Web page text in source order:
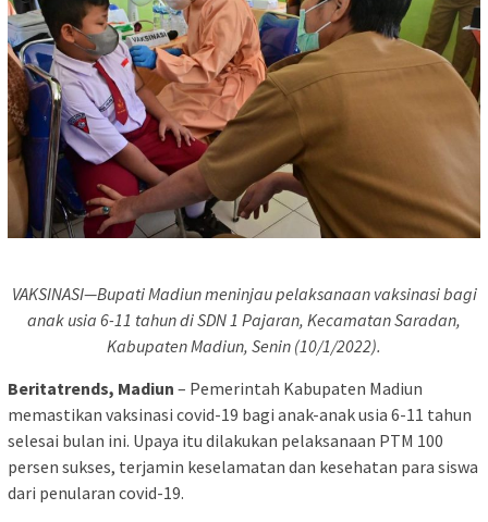
VAKSINASI—Bupati Madiun meninjau pelaksanaan vaksinasi bagi
anak usia 6-11 tahun di SDN 1 Pajaran, Kecamatan Saradan,
Kabupaten Madiun, Senin (10/1/2022).
Beritatrends, Madiun – Pemerintah Kabupaten Madiun
memastikan vaksinasi covid-19 bagi anak-anak usia 6-11 tahun
selesai bulan ini. Upaya itu dilakukan pelaksanaan PTM 100
persen sukses, terjamin keselamatan dan kesehatan para siswa
dari penularan covid-19.